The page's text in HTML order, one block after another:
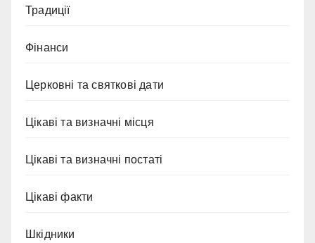
Традиції
Фінанси
Церковні та святкові дати
Цікаві та визначні місця
Цікаві та визначні постаті
Цікаві факти
Шкідники